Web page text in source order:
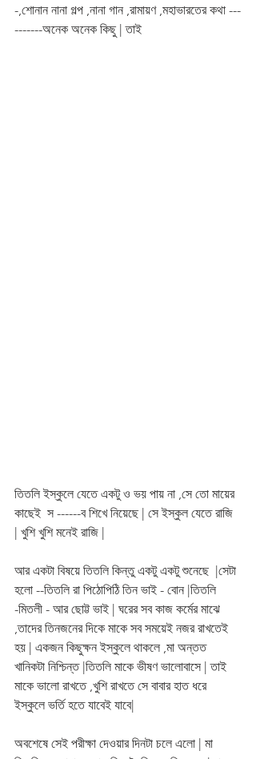
-,শোনান নানা গল্প ,নানা গান ,রামায়ণ ,মহাভারতের কথা ---
-------অনেক অনেক কিছু | তাই
তিতলি ইস্কুলে যেতে একটু ও ভয় পায় না ,সে তো মায়ের
কাছেই  স ------ব শিখে নিয়েছে | সে ইস্কুল যেতে রাজি
| খুশি খুশি মনেই রাজি |
আর একটা বিষয়ে তিতলি কিন্তু একটু একটু শুনেছে  |সেটা
হলো --তিতলি রা পিঠোপিঠি তিন ভাই - বোন |তিতলি
-মিতলী - আর ছোট্ট ভাই | ঘরের সব কাজ কর্মের মাঝে
,তাদের তিনজনের দিকে মাকে সব সময়েই নজর রাখতেই
হয় | একজন কিছুক্ষন ইস্কুলে থাকলে ,মা অন্তত
খানিকটা নিশ্চিন্ত |তিতলি মাকে ভীষণ ভালোবাসে | তাই
মাকে ভালো রাখতে ,খুশি রাখতে সে বাবার হাত ধরে
ইস্কুলে ভর্তি হতে যাবেই যাবে|
অবশেষে সেই পরীক্ষা দেওয়ার দিনটা চলে এলো | মা